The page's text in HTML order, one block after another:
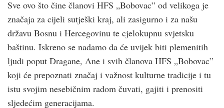
Sve ovo što čine članovi HFS „Bobovac” od velikoga je
značaja za cijeli sutješki kraj, ali zasigurno i za našu
državu Bosnu i Hercegovinu te cjelokupnu svjetsku
baštinu. Iskreno se nadamo da će uvijek biti plemenitih
ljudi poput Dragane, Ane i svih članova HFS „Bobovac”
koji će prepoznati značaj i važnost kulturne tradicije i tu
istu svojim nesebičnim radom čuvati, gajiti i prenositi
sljedećim generacijama.